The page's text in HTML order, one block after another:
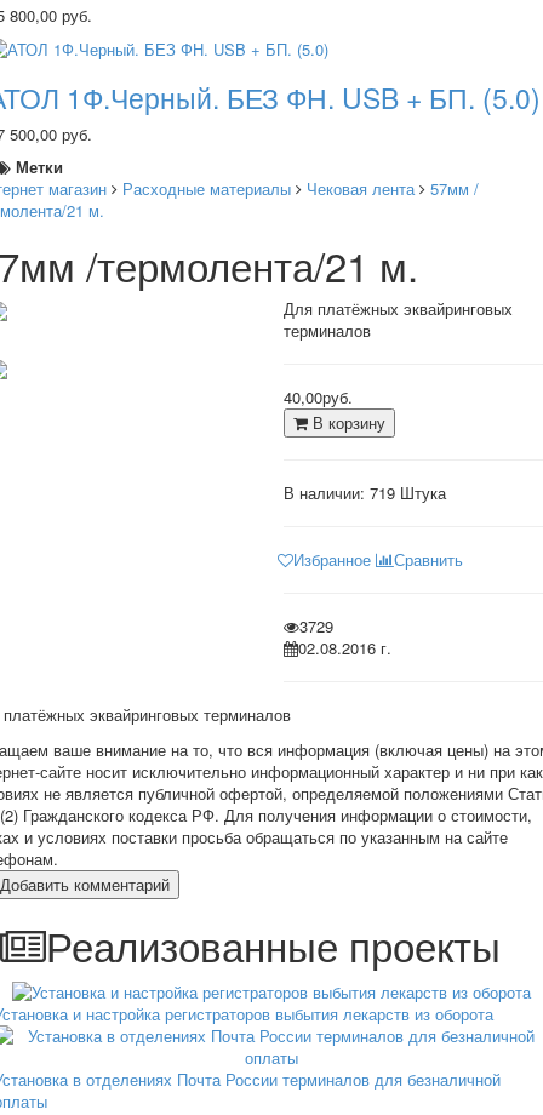
800,00 руб.
1Ф.Черный. БЕЗ ФН. USB + БП. (5.0)
500,00 руб.
Метки
магазин
Расходные материалы Чековая лента
57мм /
21 м.
/термолента/21 м.
Для платёжных эквайринговых
терминалов
40,00руб.
В корзину
В наличии: 719 Штука
Избранное Сравнить
3729
02.08.2016 г.
эквайринговых терминалов
ваше внимание на то, что вся информация (включая цены) на
сайте носит исключительно информационный характер и ни при
не является публичной офертой, определяемой положениями
Гражданского кодекса РФ. Для получения информации о стоимости,
и условиях поставки просьба обращаться по указанным на сайте
Добавить комментарий
Реализованные проекты
и настройка регистраторов выбытия лекарств из оборота
в отделениях Почта России терминалов для безналичной